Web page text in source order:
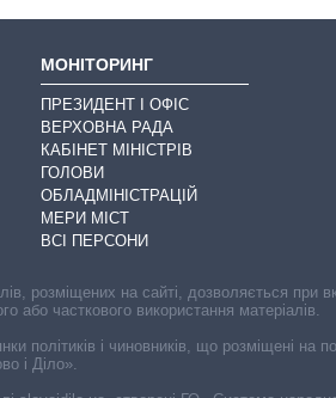
МОНІТОРИНГ
ПРЕЗИДЕНТ І ОФІС
ВЕРХОВНА РАДА
КАБІНЕТ МІНІСТРІВ
ГОЛОВИ
ОБЛАДМІНІСТРАЦІЙ
МЕРИ МІСТ
ВСІ ПЕРСОНИ
розміщених на сайті, дозволяється
або часткового використання матеріалів.
політиків і чиновників, що розміщені
і Діло».